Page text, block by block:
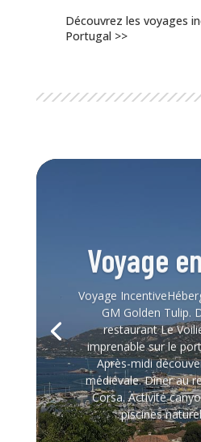
Découvrez les voyages
Portugal >>
Voyage
Voyage
GM Golden Tulip.
restaurant Le
imprenable sur le
Après-midi
médiévale. Dîner au
Corsa. Activité
piscines